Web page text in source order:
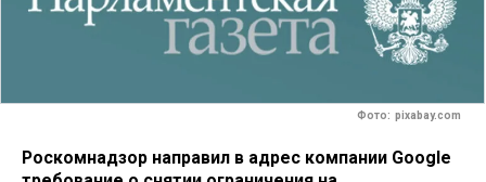
Фото: pixabay.com
Роскомнадзор направил в адрес компании Google